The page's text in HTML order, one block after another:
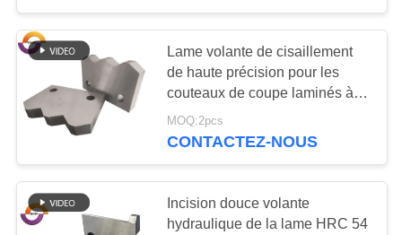
POLITIQUE
DE
CONFIDENTIALITÉ
Lame volante de cisaillement
de haute précision pour les
couteaux de coupe laminés à
chaud de plat
MOQ:2pcs
CONTACTEZ-NOUS
Incision douce volante
hydraulique de la lame HRC 54